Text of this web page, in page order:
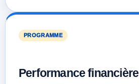
PROGRAMME
Performance financière